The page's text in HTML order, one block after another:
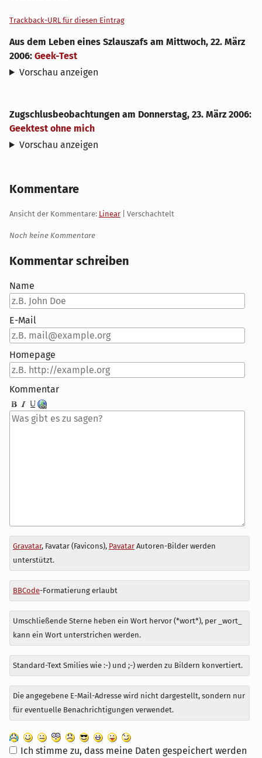
Trackback-URL für diesen Eintrag
Aus dem Leben eines Szlauszafs am Mittwoch, 22. März
2006: Geek-Test
Vorschau anzeigen
Zugschlusbeobachtungen am Donnerstag, 23. März 2006:
Geektest ohne mich
Vorschau anzeigen
Kommentare
Ansicht der Kommentare: Linear | Verschachtelt
Noch keine Kommentare
Kommentar schreiben
Name
E-Mail
Homepage
Kommentar
Antwort
zu
Gravatar, Favatar (Favicons), PavatarAutoren-Bilder werden
unterstützt.
BBCode-Formatierung erlaubt
Umschließende Sterne heben ein Wort hervor (*wort*), per _wort_
kann ein Wort unterstrichen werden.
Standard-Text Smilies wie :-) und ;-) werden zu Bildern konvertiert.
Die angegebene E-Mail-Adresse wird nicht dargestellt, sondern nur
für eventuelle Benachrichtigungen verwendet.
Ich stimme zu, dass meine Daten gespeichert werden